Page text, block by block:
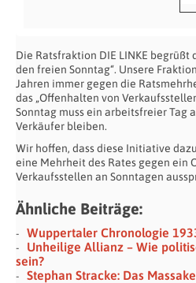
Die Ratsfraktion DIE LINKE
den freien Sonntag“. Unsere
Jahren immer gegen die
das „Offenhalten von
Sonntag muss ein arbeitsfreier Tag
Verkäufer bleiben.
Wir hoffen, dass diese Initiative
eine Mehrheit des Rates gegen ein
Verkaufsstellen an Sonntagen
Ähnliche Beiträge:
Wuppertaler Chronologie
Unheilige Allianz – Wie
sein?
Stephan Stracke: Das